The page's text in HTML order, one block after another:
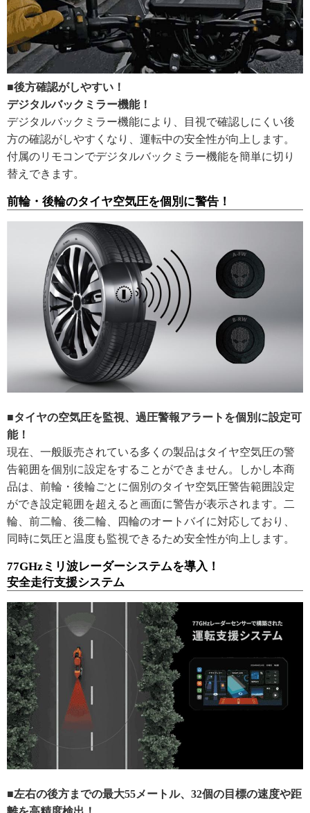
■後方確認がしやすい！
デジタルバックミラー機能！
デジタルバックミラー機能により、目視で確認しにくい後
方の確認がしやすくなり、運転中の安全性が向上します。
付属のリモコンでデジタルバックミラー機能を簡単に切り
替えできます。
前輪・後輪のタイヤ空気圧を個別に警告！
■タイヤの空気圧を監視、過圧警報アラートを個別に設定可
能！
現在、一般販売されている多くの製品はタイヤ空気圧の警
告範囲を個別に設定をすることができません。しかし本商
品は、前輪・後輪ごとに個別のタイヤ空気圧警告範囲設定
ができ設定範囲を超えると画面に警告が表示されます。二
輪、前二輪、後二輪、四輪のオートバイに対応しており、
同時に気圧と温度も監視できるため安全性が向上します。
77GHzミリ波レーダーシステムを導入！
安全走行支援システム
■左右の後方までの最大55メートル、32個の目標の速度や距